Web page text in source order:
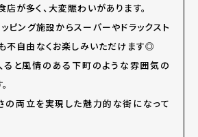
が多く、大変賑わいがあります。
ッピング施設からスーパーやドラックスト
不自由なくお楽しみいただけます◎
ると風情のある下町のような雰囲気の
の両立を実現した魅力的な街になって